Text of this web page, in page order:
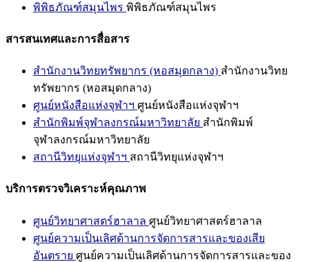
พิพิธภัณฑ์สมุนไพร พิพิธภัณฑ์สมุนไพร
สารสนเทศและการสื่อสาร
สำนักงานวิทยทรัพยากร (หอสมุดกลาง) สำนักงานวิทย
ทรัพยากร (หอสมุดกลาง)
ศูนย์หนังสือแห่งจุฬาฯ ศูนย์หนังสือแห่งจุฬาฯ
สำนักพิมพ์จุฬาลงกรณ์มหาวิทยาลัย สำนักพิมพ์
จุฬาลงกรณ์มหาวิทยาลัย
สถานีวิทยุแห่งจุฬาฯ สถานีวิทยุแห่งจุฬาฯ
บริการตรวจวิเคราะห์คุณภาพ
ศูนย์วิทยาศาสตร์ฮาลาล ศูนย์วิทยาศาสตร์ฮาลาล
ศูนย์ความเป็นเลิศด้านการจัดการสารและของเสีย
อันตราย ศูนย์ความเป็นเลิศด้านการจัดการสารและของ